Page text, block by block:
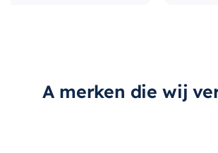
A merken die wij